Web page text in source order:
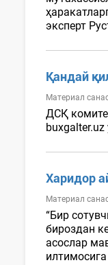
эксперт
Қандай
Материал
ДСҚ
Харидор
Материал
“Бир
бироздан
асослар